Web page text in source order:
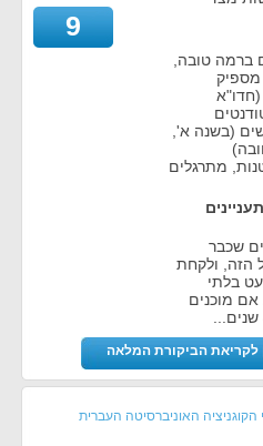
ברמה טובה,
מספיק
(חדו"א
- כ-200 אנשים (בשנה א',
מתרגלים
שכבר
הזה, ולקחת
בלתי
מוכנים
9
לקריאת הביקורת המלאה
הקוגניציה האוניברסיטה העברית